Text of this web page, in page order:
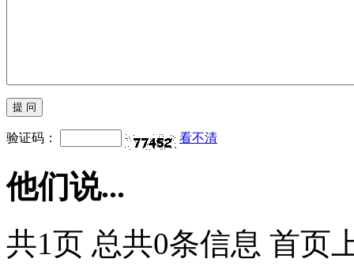
验证码： 看不清
他们说...
共1页 总共0条信息 首页